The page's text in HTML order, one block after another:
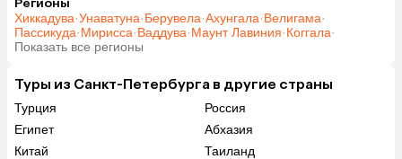
Хиккадува·Унаватуна·Берувела·Ахунгала·Велигама·
Пассикуда·Мирисса·Ваддува·Маунт Лавиния·Коггала·
Показать все регионы
Туры из Санкт-Петербурга в другие страны
Турция
Россия
Египет
Абхазия
Китай
Таиланд